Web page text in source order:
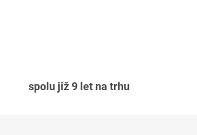
spolu již 9 let na trhu